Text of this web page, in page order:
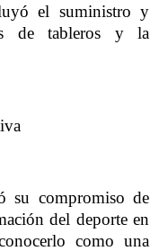
el suministro y
de tableros y la
su compromiso de
del deporte en
como una